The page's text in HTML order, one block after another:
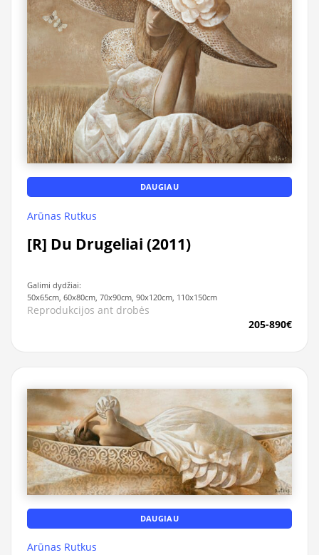
DAUGIAU
Arūnas Rutkus
[R] Du Drugeliai (2011)
Galimi dydžiai:
50x65cm, 60x80cm, 70x90cm, 90x120cm, 110x150cm
Reprodukcijos ant drobės
205-890€
DAUGIAU
Arūnas Rutkus